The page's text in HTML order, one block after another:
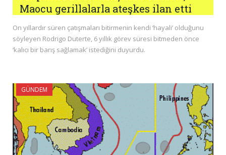
Maocu gerillalarla ateşkes ilan etti
On yıllardır süren çatışmaları bitirmenin kendi ‘hayali’ olduğunu
söyleyen Rodrigo Duterte, 6 yıllık görev süresi bitmeden önce
‘kalıcı bir barış sağlamak’ istediğini duyurdu.
GÜNDEM